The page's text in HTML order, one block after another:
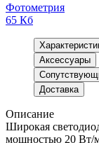
Фотометрия
65 Кб
Аксессуары
Доставка
Описание
Широкая
мощностью 20 Вт/